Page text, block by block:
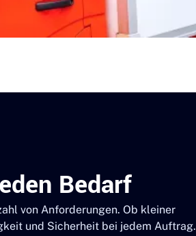
Bedarf
von Anforderungen. Ob kleiner
und Sicherheit bei jedem Auftrag.